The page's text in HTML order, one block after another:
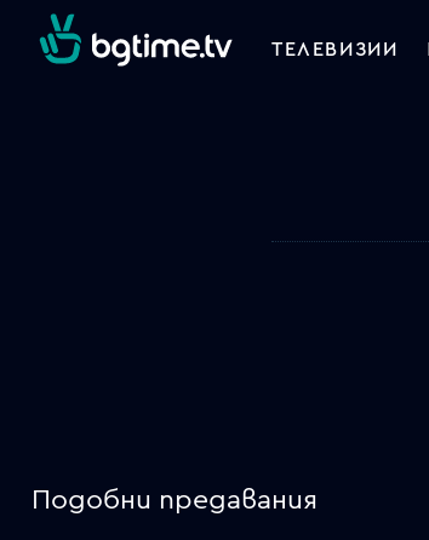
ТЕЛЕВИЗИИ
Подобни предавания